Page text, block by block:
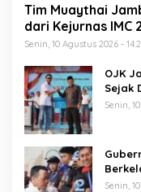
Tim Muaythai
dari Kejurnas IMC
Senin, 10 Agustus 2026 -
OJK
Sejak
Hari
Senin,
Senin,